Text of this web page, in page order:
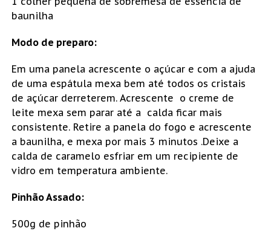
baunilha
Modo de preparo:
Em uma panela acrescente o açúcar e com a ajuda
de uma espátula mexa bem até todos os cristais
de açúcar derreterem. Acrescente o creme de
leite mexa sem parar até a calda ficar mais
consistente. Retire a panela do fogo e acrescente
a baunilha, e mexa por mais 3 minutos .Deixe a
calda de caramelo esfriar em um recipiente de
vidro em temperatura ambiente.
Pinhão Assado:
500g de pinhão